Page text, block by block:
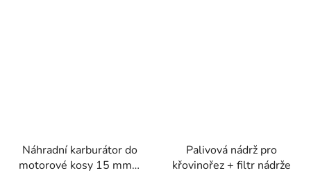
Náhradní karburátor do
motorové kosy 15 mm –
Palivová nádrž pro
křovinořez + filtr nádrže